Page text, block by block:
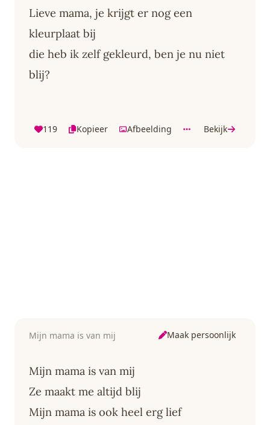
Lieve mama, je krijgt er nog een
kleurplaat bij
die heb ik zelf gekleurd, ben je nu niet
blij?
119 Kopieer Afbeelding Bekijk
Mijn mama is van mij Maak persoonlijk
Mijn mama is van mij
Ze maakt me altijd blij
Mijn mama is ook heel erg lief